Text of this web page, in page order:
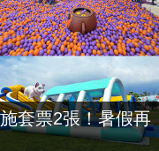
套票2張！暑假再